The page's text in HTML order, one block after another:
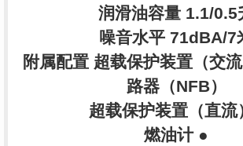
润滑油容量 1.1/0.5
噪音水平 71dBA/7
附属配置 超载保护装置（交
路器（NFB）
超载保护装置（直流
燃油计 ●